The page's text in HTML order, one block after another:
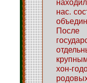
нас.
хон-